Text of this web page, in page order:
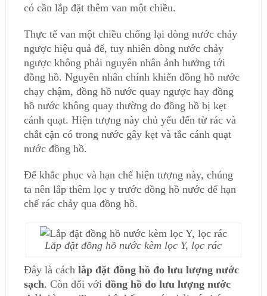
có cần lắp đặt thêm van một chiều.
Thực tế van một chiều chống lại dòng nước chảy
ngược hiệu quả để, tuy nhiên dòng nước chảy
ngược không phải nguyên nhân ảnh hưởng tới
đồng hồ. Nguyên nhân chính khiến đồng hồ nước
chạy chậm, đồng hồ nước quay ngược hay đồng
hồ nước không quay thường do đồng hồ bị kẹt
cánh quạt. Hiện tượng này chủ yếu đến từ rác và
chắt cặn có trong nước gây kẹt và tắc cánh quạt
nước đồng hồ.
Để khắc phục và hạn chế hiện tượng này, chúng
ta nên lắp thêm lọc y trước đồng hồ nước để hạn
chế rác chảy qua đồng hồ.
Lắp đặt đồng hồ nước kèm lọc Y, lọc rác
Đây là cách lắp đặt đồng hồ đo lưu lượng nước
sạch. Còn đối với đồng hồ đo lưu lượng nước